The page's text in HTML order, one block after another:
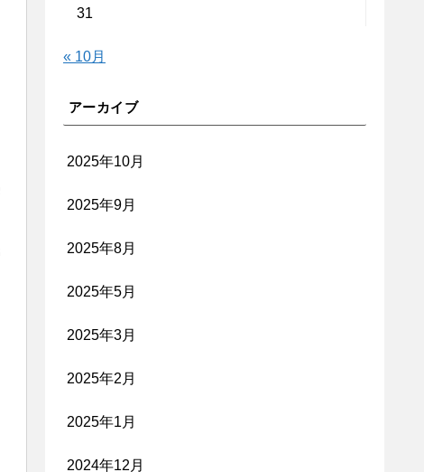
31
« 10月
アーカイブ
2025年10月
2025年9月
2025年8月
2025年5月
2025年3月
2025年2月
2025年1月
2024年12月